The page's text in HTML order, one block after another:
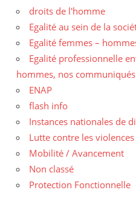
droits de l'homme
Egalité au sein de la
Egalité femmes –
Egalité professionnelle
hommes, nos communiqués
ENAP
flash info
Instances nationales de
Lutte contre les
Mobilité / Avancement
Non classé
Protection Fonctionnelle